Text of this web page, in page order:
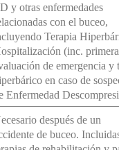
y otras enfermedades
con el buceo,
Terapia
(inc. primera
de emergencia y
en caso de
Enfermedad
después de un
de buceo.